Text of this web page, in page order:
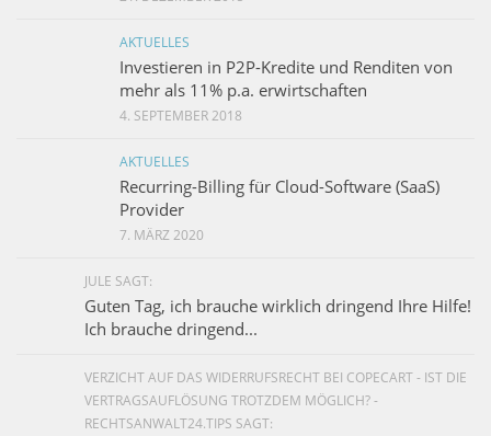
AKTUELLES
Investieren in P2P-Kredite und Renditen von
mehr als 11% p.a. erwirtschaften
4. SEPTEMBER 2018
AKTUELLES
Recurring-Billing für Cloud-Software (SaaS)
Provider
7. MÄRZ 2020
JULE SAGT:
Guten Tag, ich brauche wirklich dringend Ihre Hilfe!
Ich brauche dringend...
VERZICHT AUF DAS WIDERRUFSRECHT BEI COPECART - IST DIE
VERTRAGSAUFLÖSUNG TROTZDEM MÖGLICH? -
RECHTSANWALT24.TIPS SAGT: